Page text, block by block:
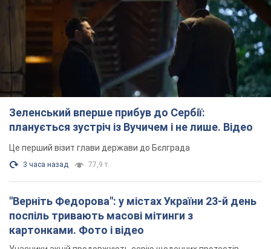
планується зустріч із Вучичем і не лише. Відео
Це перший візит глави держави до Бєлграда
3 часа назад 77,9 т.
"Верніть Федорова": у містах України 23-й день
поспіль тривають масові мітинги з
картонками. Фото і відео
Учасники акцій продовжують серію щоденних протестів
3 часа назад 2,2 т.
Сенат США схвалив законопроєкт Грема про
санкції проти Росії: що далі
Документ передбачає нові економічні обмеження
3 часа назад 4,6 т.